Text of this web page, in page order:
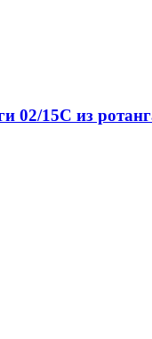
02/15С из